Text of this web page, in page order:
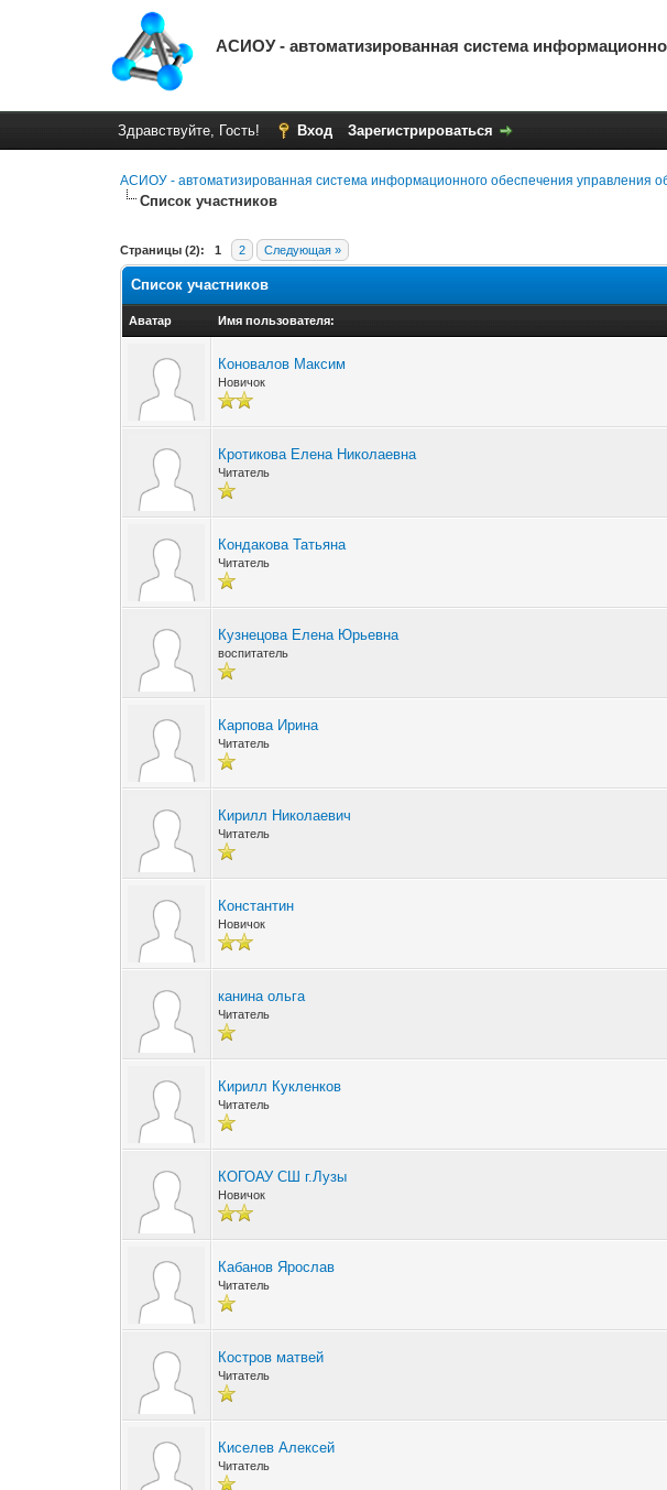
АСИОУ - автоматизированная система
Здравствуйте, Гость! Вход Зарегистрироваться
АСИОУ - автоматизированная система информационного обеспечения управления
Список участников
Страницы (2): 1 2 Следующая »
Список участников
Аватар Имя пользователя:
Коновалов Максим
Новичок
Кротикова Елена Николаевна
Читатель
Кондакова Татьяна
Читатель
Кузнецова Елена Юрьевна
воспитатель
Карпова Ирина
Читатель
Кирилл Николаевич
Читатель
Константин
Новичок
канина ольга
Читатель
Кирилл Кукленков
Читатель
КОГОАУ СШ г.Лузы
Новичок
Кабанов Ярослав
Читатель
Костров матвей
Читатель
Киселев Алексей
Читатель